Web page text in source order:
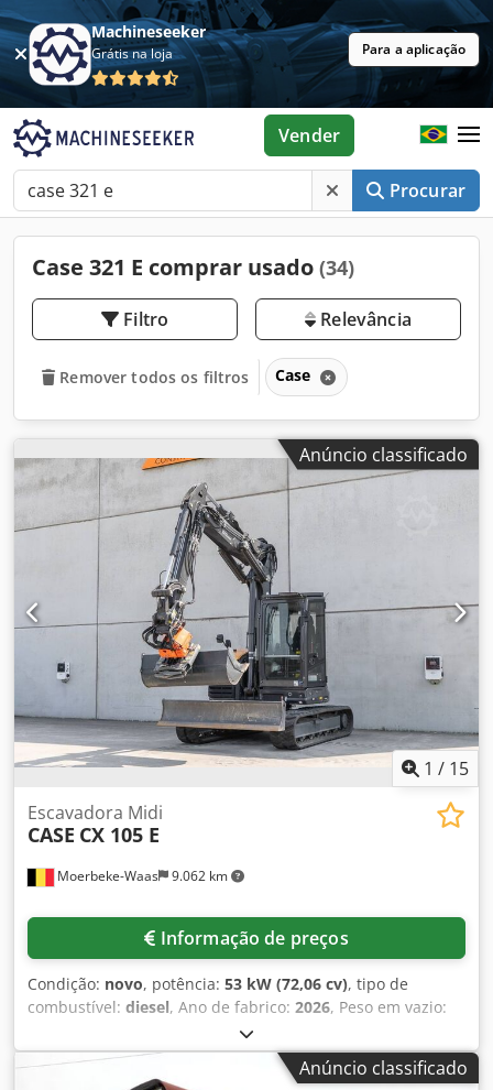
Machineseeker
Grátis na loja Para a aplicação
Procurar
Vender
Case 321 E comprar usado (34)
Filtro Relevância
Remover todos os filtros Case
Anúncio classificado
1 / 15
Moerbeke-Waas 9.062 km
Escavadora Midi
CASE CX 105 E
Informação de preços
Condição: novo, potência: 53 kW (72,06 cv), tipo de
combustível: diesel, Ano de fabrico: 2026, Peso em vazio:
9.780 kg Para obter mais informações, entre em contato
com a equipe de vendas da KEY-TEC. Crsdpfx Alszrrw Aofsf
Anúncio classificado